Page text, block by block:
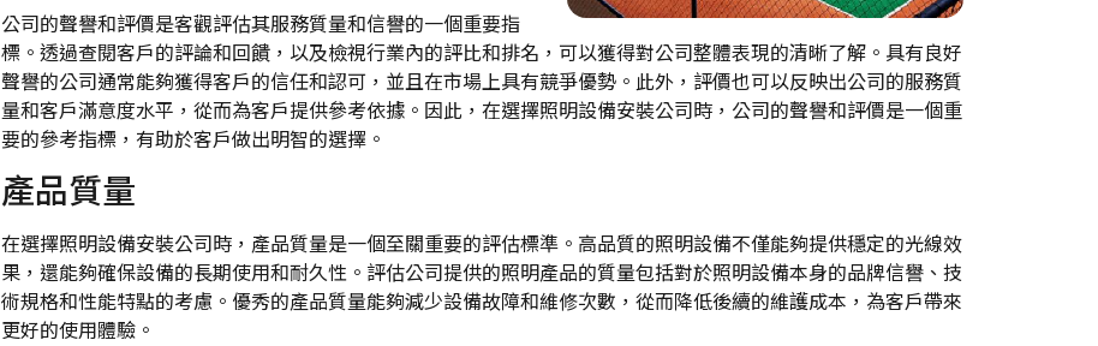
公司的聲譽和評價是客觀評估其服務質量和信譽的一個重要指
標。透過查閱客戶的評論和回饋，以及檢視行業內的評比和排名，可以獲得對公司整體表現的清晰了解。具有良好
聲譽的公司通常能夠獲得客戶的信任和認可，並且在市場上具有競爭優勢。此外，評價也可以反映出公司的服務質
量和客戶滿意度水平，從而為客戶提供參考依據。因此，在選擇照明設備安裝公司時，公司的聲譽和評價是一個重
要的參考指標，有助於客戶做出明智的選擇。
產品質量
在選擇照明設備安裝公司時，產品質量是一個至關重要的評估標準。高品質的照明設備不僅能夠提供穩定的光線效
果，還能夠確保設備的長期使用和耐久性。評估公司提供的照明產品的質量包括對於照明設備本身的品牌信譽、技
術規格和性能特點的考慮。優秀的產品質量能夠減少設備故障和維修次數，從而降低後續的維護成本，為客戶帶來
更好的使用體驗。